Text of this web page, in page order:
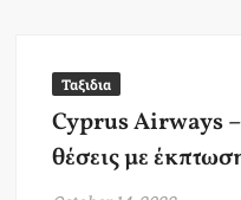
Ταξιδια
Cyprus Airways
θέσεις με